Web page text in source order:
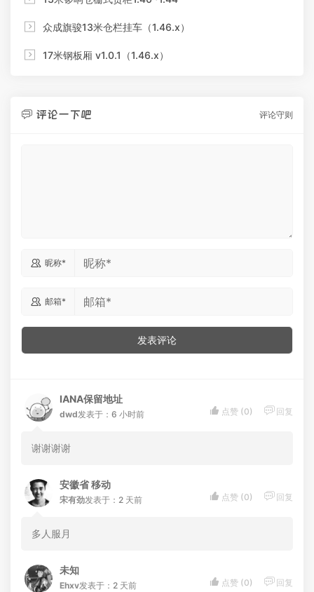
 众成旗骏13米仓栏挂车（1.46.x）
 17米钢板厢 v1.0.1（1.46.x）
 评论一下吧 评论守则
 昵称*
 邮箱*
发表评论
IANA保留地址
dwd发表于：6 小时前
谢谢谢谢
 点赞 (0)  回复
安徽省 移动
宋有劲发表于：2 天前
多人服月
 点赞 (0)  回复
未知
Ehxv发表于：2 天前  点赞 (0)  回复